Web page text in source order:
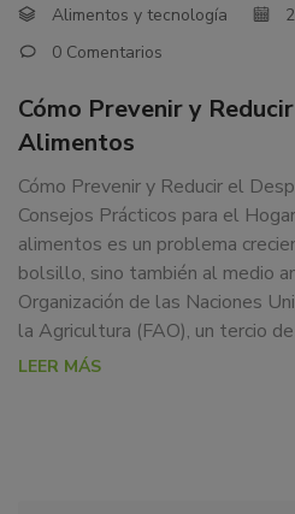
Alimentos y tecnología
0 Comentarios
Cómo Prevenir y
Alimentos
Cómo Prevenir y Reducir el
Consejos Prácticos para el
alimentos es un problema
bolsillo, sino también al medio
Organización de las Naciones
la Agricultura (FAO), un tercio
LEER MÁS